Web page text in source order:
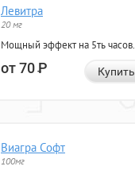
Левитра
20 мг
Мощный эффект на 5ть часов.
от 70Р Купить
Виагра Софт
100мг